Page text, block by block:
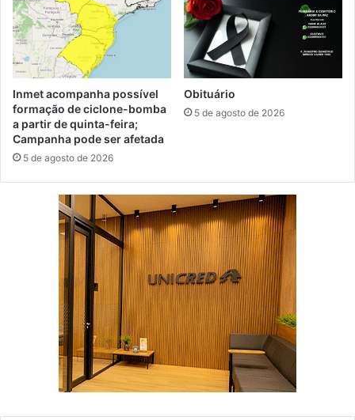
Inmet acompanha possível
formação de ciclone-bomba
a partir de quinta-feira;
Campanha pode ser afetada
5 de agosto de 2026
Obituário
5 de agosto de 2026